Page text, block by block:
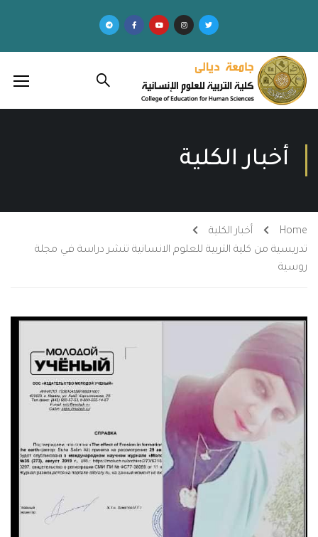
أخبار الكلية
Home
أخبار الكلية
تدريسية من كلية التربية للعلوم الانسانية تنشر دراسة في مجلة
روسية